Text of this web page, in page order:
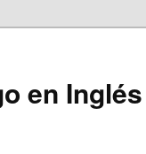
en Inglés